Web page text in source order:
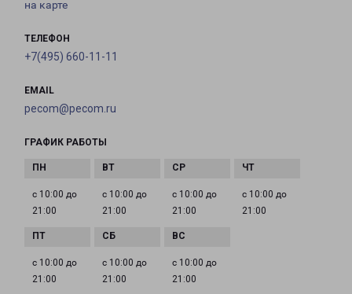
на карте
ТЕЛЕФОН
+7(495) 660-11-11
EMAIL
pecom@pecom.ru
ГРАФИК РАБОТЫ
с 10:00 до
21:00
с 10:00 до
21:00
с 10:00 до
21:00
с 10:00 до
21:00
с 10:00 до
21:00
с 10:00 до
21:00
с 10:00 до
21:00